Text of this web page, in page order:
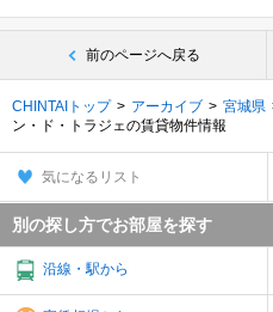
前のページへ戻る
CHINTAIトップ アーカイブ 宮城県
ン・ド・トラジェの賃貸物件情報
気になるリスト
別の探し方でお部屋を探す
沿線・駅から